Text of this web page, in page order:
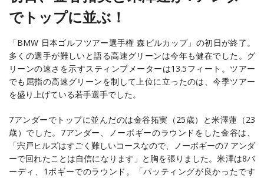
でトップに並ぶ！
「BMW 日本ゴルフツアー選手権 森ビルカップ」の初日が終了。
多くの選手が難しいと語る高速グリーンは今年も健在でした。グ
リーンの速さを示すスティンプメーターは13.5フィート。ツアー
でも屈指の高速グリーンを制して上位に立ったのは、今季ツアー
を盛り上げている若手選手でした。
7アンダーでトップに並んだのは金谷拓実（25歳）と米澤蓮（23
歳）でした。7アンダー、ノーボギーのラウンドをした金谷は、
「宍戸ヒルズはすごく難しいコースなので、ノーボギーの7 アンダ
ーで回れたことは自信になります」と胸を張りました。米澤は8バ
ーディ、1ボギーでのラウンド。「パッティングが良かったです